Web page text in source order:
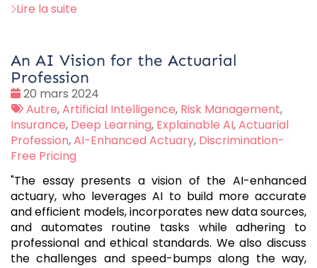
Lire la suite
An AI Vision for the Actuarial
Profession
Date
:
20 mars 2024
Tags
:
Autre,Artificial Intelligence, Risk Management,
Insurance, Deep Learning, Explainable AI,Actuarial
Profession,AI-Enhanced Actuary, Discrimination-
Free Pricing
"The essay presents a vision of the AI-enhanced
actuary, who leverages AI to build more accurate
and efficient models, incorporates new data sources,
and automates routine tasks while adhering to
professional and ethical standards. We also discuss
the challenges and speed-bumps along the way,